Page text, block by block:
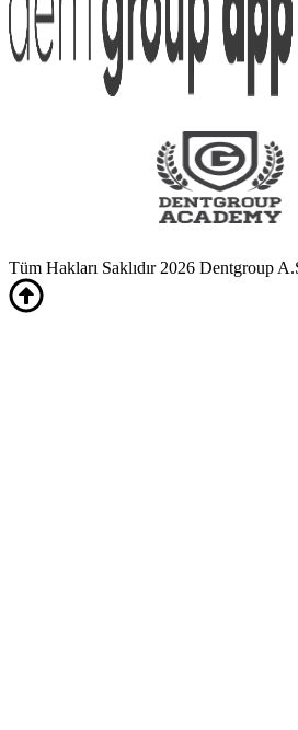
Tüm Hakları Saklıdır 2026 Dentgroup